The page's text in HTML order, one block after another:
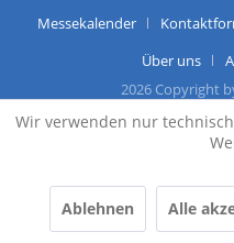
Messekalender
Über uns
2026 Copyright
Wir verwenden nur
Ablehnen Alle